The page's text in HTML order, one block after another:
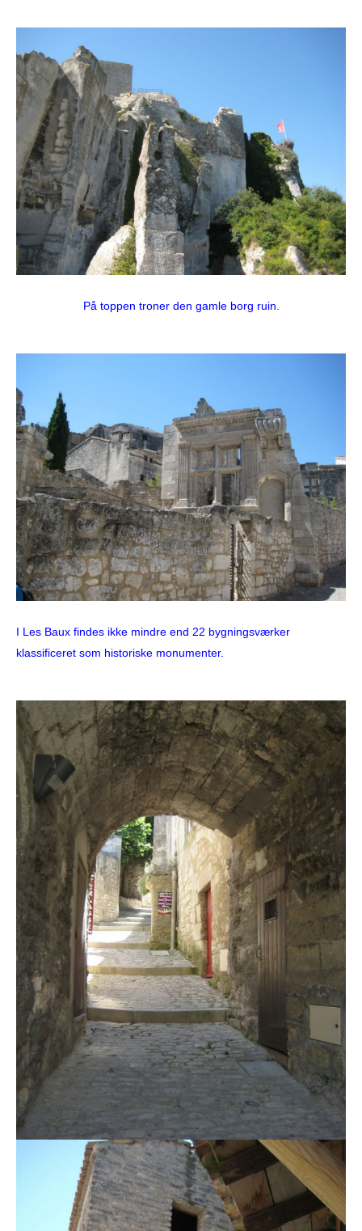
På toppen troner den gamle borg ruin.
I Les Baux findes ikke mindre end 22 bygningsværker
klassificeret som historiske monumenter.